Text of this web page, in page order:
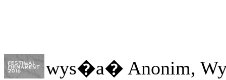
wys�a� Anonim,